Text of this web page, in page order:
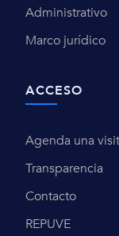
Administrativo
Marco jurídico
ACCESO
Agenda una
Transparencia
Contacto
REPUVE